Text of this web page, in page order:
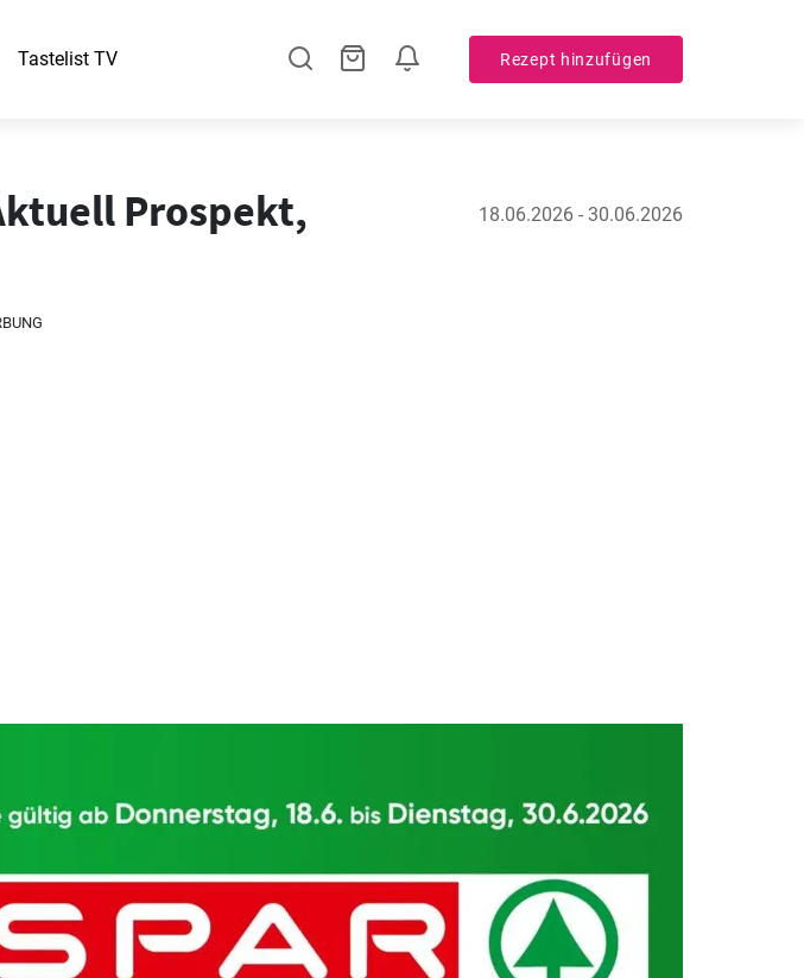
Tastelist TV Rezept hinzufügen
Prospekt,
18.06.2026 - 30.06.2026